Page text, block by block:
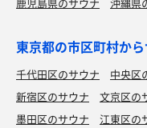
鹿児島県のサウナ
沖縄県
東京都の市区町村か
千代田区のサウナ 中央区
新宿区のサウナ
文京区の
墨田区のサウナ
江東区の